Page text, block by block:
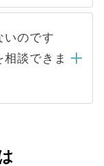
殺到する場
った人材の
ースが増え
。内定先へ
ナーが行い
りませんの
からの登録
人情報は、
転職活動の
お預かりし
本人の許可
ての厳密な
いのです
談できま
状況や紹介